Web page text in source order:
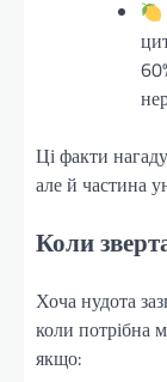
Ці факти
але й частина
Коли
Хоча нудота
коли потрібна
якщо: